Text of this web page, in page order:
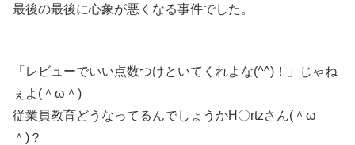
最後の最後に心象が悪くなる事件でした。
「レビューでいい点数つけといてくれよな(^^)！」じゃね
ぇよ(＾ω＾)
従業員教育どうなってるんでしょうかH〇rtzさん(＾ω
＾)？